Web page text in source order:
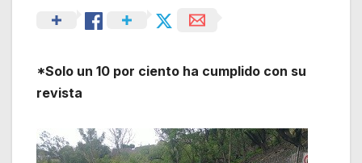
*Solo un 10 por ciento ha cumplido con su
revista